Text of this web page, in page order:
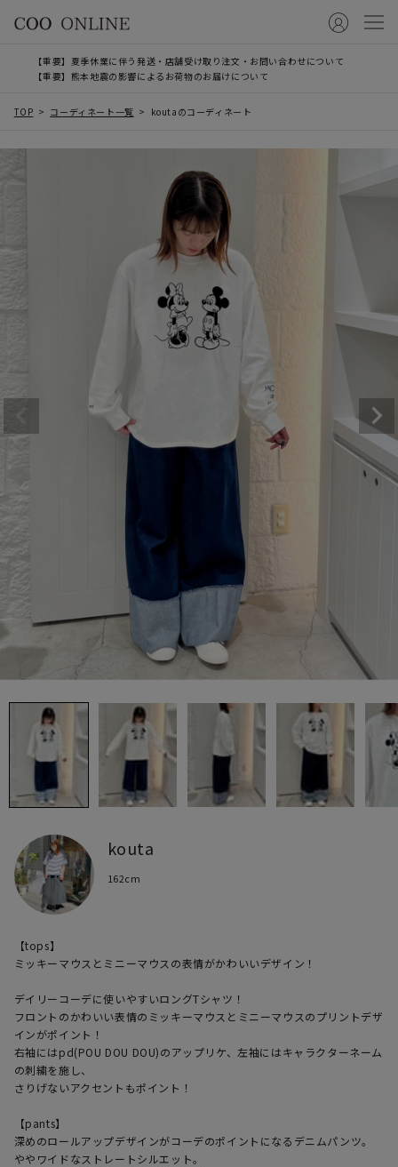
【重要】夏季休業に伴う発送・店舗受け取り注文・お問い合わせについて
【重要】熊本地震の影響によるお荷物のお届けについて
TOP コーディネート一覧 koutaのコーディネート
kouta
162cm
【tops】
ミッキーマウスとミニーマウスの表情がかわいいデザイン！
デイリーコーデに使いやすいロングTシャツ！
フロントのかわいい表情のミッキーマウスとミニーマウスのプリントデザ
インがポイント！
右袖にはpd(POU DOU DOU)のアップリケ、左袖にはキャラクターネーム
の刺繍を施し、
さりげないアクセントもポイント！
【pants】
深めのロールアップデザインがコーデのポイントになるデニムパンツ。
ややワイドなストレートシルエット。